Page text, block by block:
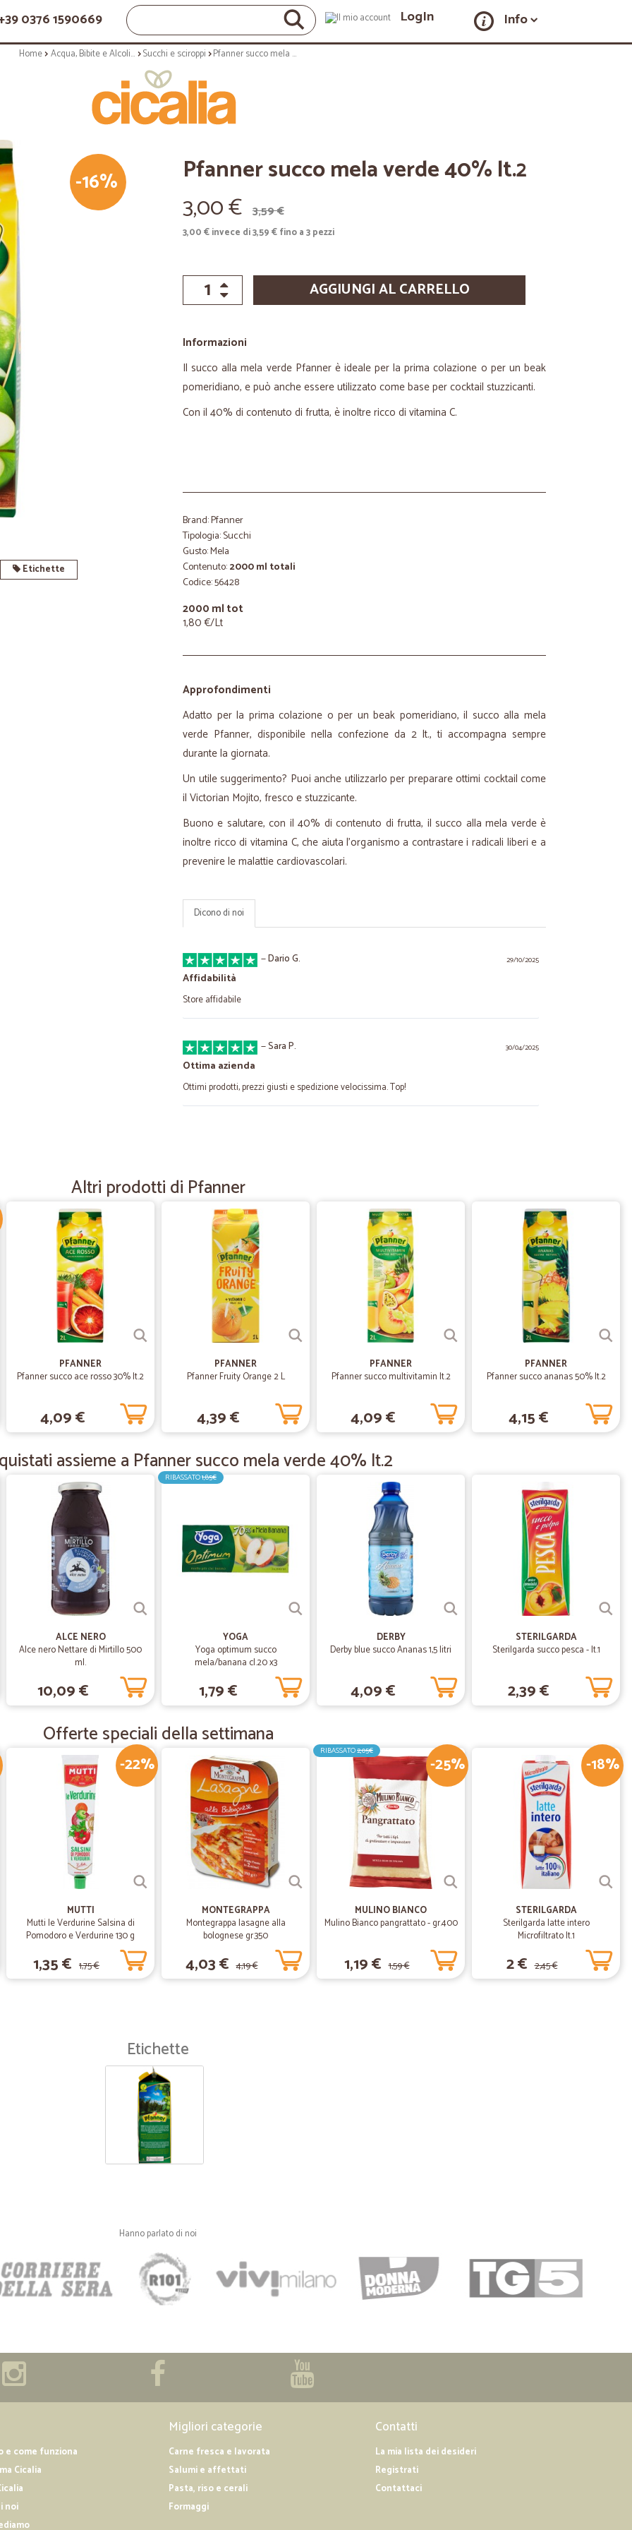
0376 1590669 LogIn Info
Home Acqua, Bibite e Alcolici Succhi e sciroppi Pfanner succo mela verde 40% lt.2
-16%
Etichette
Pfanner succo mela verde 40% lt.2
3,00 € 3,59 €
3,00 € invece di 3,59 € fino a 3 pezzi
AGGIUNGI AL CARRELLO
Informazioni
Il succo alla mela verde Pfanner è ideale per la prima colazione o per un beak
pomeridiano, e può anche essere utilizzato come base per cocktail stuzzicanti.
Con il 40% di contenuto di frutta, è inoltre ricco di vitamina C.
Brand: Pfanner
Tipologia: Succhi
Gusto: Mela
Contenuto:2000 ml totali
Codice: 56428
2000 ml tot
1,80 €/Lt
Approfondimenti
Adatto per la prima colazione o per un beak pomeridiano, il succo alla mela
verde Pfanner, disponibile nella confezione da 2 lt., ti accompagna sempre
durante la giornata.
Un utile suggerimento? Puoi anche utilizzarlo per preparare ottimi cocktail come
il Victorian Mojito, fresco e stuzzicante.
Buono e salutare, con il 40% di contenuto di frutta, il succo alla mela verde è
inoltre ricco di vitamina C, che aiuta l'organismo a contrastare i radicali liberi e a
prevenire le malattie cardiovascolari.
Dicono di noi
29/10/2025
—Dario G.
Affidabilità
Store affidabile
30/04/2025
—Sara P.
Ottima azienda
Ottimi prodotti, prezzi giusti e spedizione velocissima. Top!
28/02/2024
Ottimo in tutto
Ottima consegna, rapida e ben imballata.
11/06/2022
Servizio perfetto
Veloci
Veloci, precisi. Nulla da eccepire.
Venditore molto serio e puntuale.
08/08/2020
—Leonardo T.
tutto ok, manca solo la consegna al piano
—Angela V.
Primo acquisto molto gentile e…
Primo acquisto molto gentile e disponibile, prodotti buoni e freschi spero di fare altri acquisti
Pancrazio D.
Attenti a curati
Attenti a curati
Altri prodotti di Pfanner
PFANNER
Pfanner succo ace rosso 30% lt.2
4,09 €
PFANNER
Pfanner Fruity Orange 2 L
4,39 €
PFANNER
Pfanner succo multivitamin lt.2
4,09 €
PFANNER
Pfanner succo ananas 50% lt.2
4,15 €
assieme a Pfanner succo mela verde 40% lt.2
ALCE NERO
Alce nero Nettare di Mirtillo 500
ml.
10,09 €
RIBASSATO1,85€
YOGA
Yoga optimum succo
mela/banana cl.20 x3
1,79 €
DERBY
Derby blue succo Ananas 1,5 litri
4,09 €
STERILGARDA
Sterilgarda succo pesca - lt.1
2,39 €
Offerte speciali della settimana
-22%
MUTTI
Mutti le Verdurine Salsina di
Pomodoro e Verdurine 130 g
1,35 € 1,75 €
MONTEGRAPPA
Montegrappa lasagne alla
bolognese gr.350
4,03 € 4,19 €
-25%
RIBASSATO2,05€
MULINO BIANCO
Mulino Bianco pangrattato - gr.400
1,19 € 1,59 €
-18%
STERILGARDA
Sterilgarda latte intero
Microfiltrato lt.1
2 € 2,45 €
Etichette
Hanno parlato di noi
e come funziona
Cicalia
noi
Migliori categorie
Carne fresca e lavorata
Salumi e affettati
Pasta, riso e cerali
Formaggi
Contatti
La mia lista dei desideri
Registrati
Contattaci